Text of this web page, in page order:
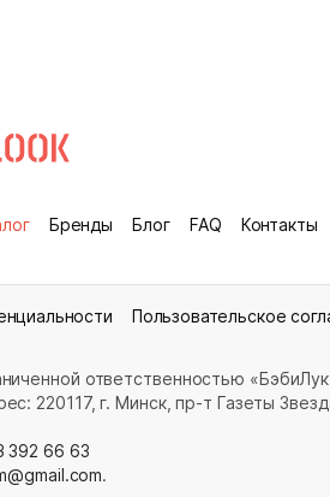
Бренды Блог FAQ Контакты
Пользовательское
ответственностью
220117, г. Минск, пр-т Газеты
392 66 63
.